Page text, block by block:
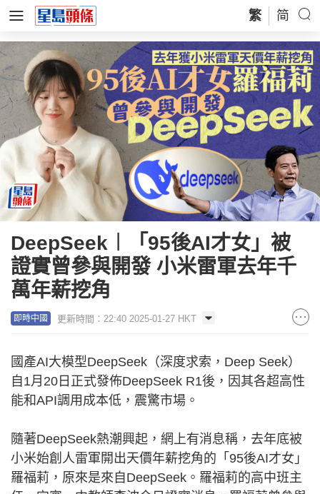
繁 简
DeepSeek︱「95後AI才女」被
證實曾參與開發 小米雷軍去年千
萬年薪挖角
即時中國 更新時間：22:40 2025-01-27 HKT
國產AI大模型DeepSeek（深度求索，Deep Seek）
自1月20日正式發佈DeepSeek R1後，因其各超高性
能和API調用成本低，震驚市場。
隨著DeepSeek熱潮興起，網上有消息稱，去年底被
小米始創人雷軍開出天價年薪挖角的「95後AI才女」
羅福莉，原來是來自DeepSeek。羅福莉的高中班主